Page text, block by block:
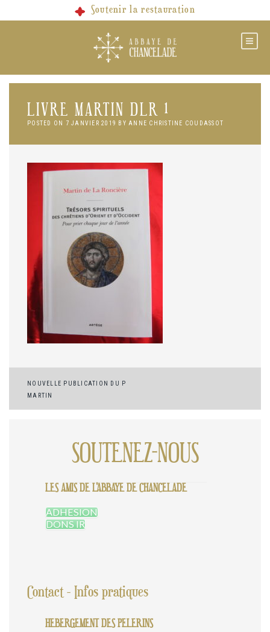
Soutenir la restauration
LIVRE MARTIN DLR 1
POSTED ON 7 JANVIER 2019 BY ANNE CHRISTINE COUDASSOT
Navigation
de
NOUVELLE PUBLICATION DU P
MARTIN
SOUTENEZ-NOUS
LES AMIS DE L'ABBAYE DE CHANCELADE
ADHESION
DONS IR
Contact - Infos pratiques
HEBERGEMENT DES PELERINS